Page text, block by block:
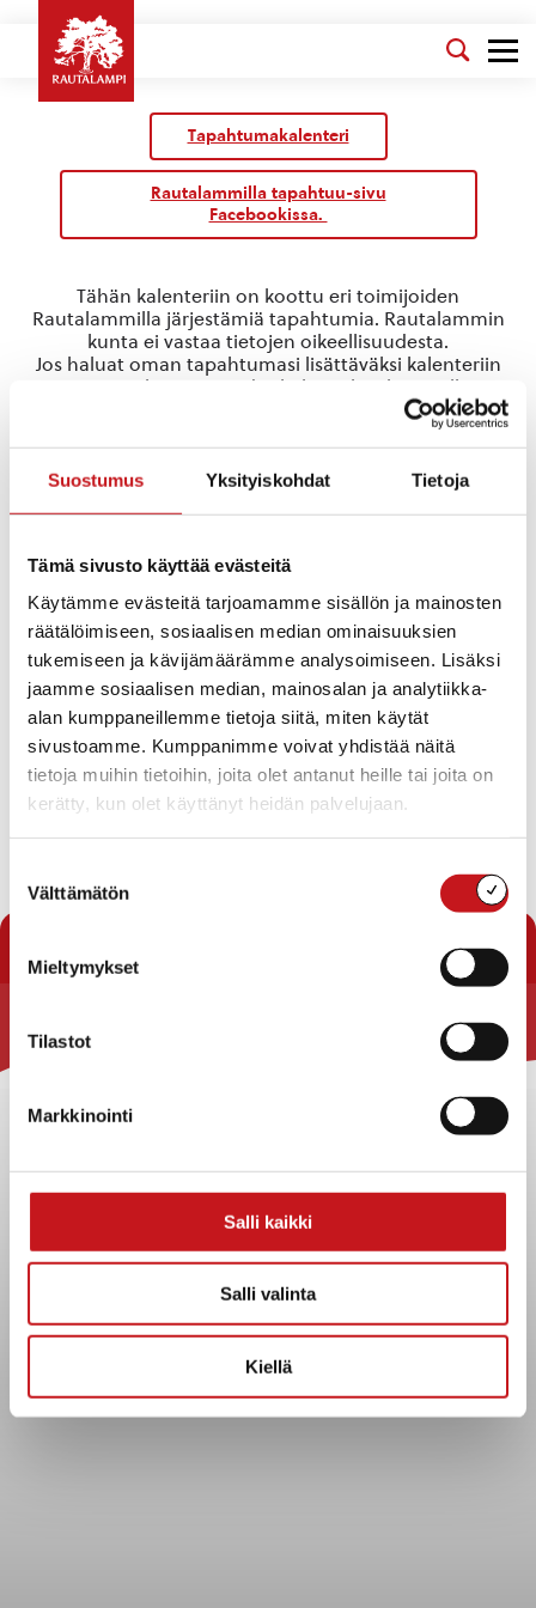
Suostumus Yksityiskohdat Tietoja
Tämä sivusto käyttää evästeitä
Käytämme evästeitä tarjoamamme sisällön ja mainosten
räätälöimiseen, sosiaalisen median ominaisuuksien
tukemiseen ja kävijämäärämme analysoimiseen. Lisäksi
jaamme sosiaalisen median, mainosalan ja analytiikka-
alan kumppaneillemme tietoja siitä, miten käytät
sivustoamme. Kumppanimme voivat yhdistää näitä
tietoja muihin tietoihin, joita olet antanut heille tai joita on
kerätty, kun olet käyttänyt heidän palvelujaan.
valinta
Välttämätön
Mieltymykset
Tilastot
Markkinointi
Salli kaikki
Salli valinta
Kiellä
Tapahtumakalenteri
Rautalammilla tapahtuu-sivu
Facebookissa.
kylätapahtuma
Tapahtumat kylätapahtuma
Tapahtumat
NoticeEi tuloksia.
Etsi
aja
Näkymät
navigointi
Etsi
ShowLista
Tuleva
Valitse
päivä.
EdellisetTapahtumat Tänään
Seuraavat
Tähän kalenteriin on koottu eri toimijoiden
Rautalammilla järjestämiä tapahtumia. Rautalammin
kunta ei vastaa tietojen oikeellisuudesta.
Jos haluat oman tapahtumasi lisättäväksi kalenteriin
jätä tapahtuman tiedot linkin takaa löytyvällä
Rautalammin kunta
Kuntainfo
Asiakirjajulkisuuskuvaus
Evästeet
Tietosuoja
Tietopyyntö